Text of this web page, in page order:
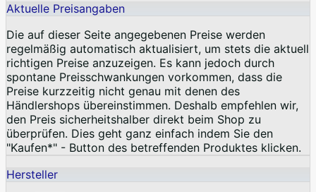
Aktuelle Preisangaben
Die auf dieser Seite angegebenen Preise werden
regelmäßig automatisch aktualisiert, um stets die aktuell
richtigen Preise anzuzeigen. Es kann jedoch durch
spontane Preisschwankungen vorkommen, dass die
Preise kurzzeitig nicht genau mit denen des
Händlershops übereinstimmen. Deshalb empfehlen wir,
den Preis sicherheitshalber direkt beim Shop zu
überprüfen. Dies geht ganz einfach indem Sie den
"Kaufen*" - Button des betreffenden Produktes klicken.
Hersteller